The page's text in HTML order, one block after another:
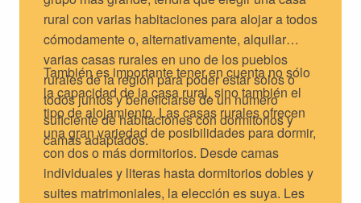
rural con varias habitaciones para alojar a todos
cómodamente o, alternativamente, alquilar
varias casas rurales en uno de los pueblos
rurales de la región para poder estar solos o
todos juntos y beneficiarse de un número
suficiente de habitaciones con dormitorios y
camas adaptados.
También es importante tener en cuenta no sólo
la capacidad de la casa rural, sino también el
tipo de alojamiento. Las casas rurales ofrecen
una gran variedad de posibilidades para dormir,
con dos o más dormitorios. Desde camas
individuales y literas hasta dormitorios dobles y
suites matrimoniales, la elección es suya. Les